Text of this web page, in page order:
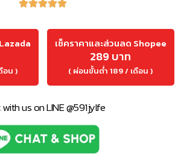
อน )
เช็คราคาและส่วนลด Shopee
289 บาท
( ผ่อนขั้นต่ำ 189 / เดือน )
us on LINE @591jylfe